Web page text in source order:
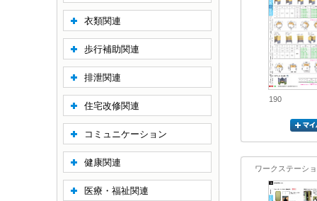
190
ワークステーシ
衣類関連
歩行補助関連
排泄関連
住宅改修関連
コミュニケーション
健康関連
医療・福祉関連